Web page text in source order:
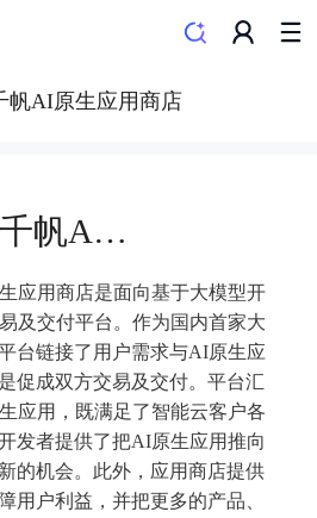
帆AI原生应用商店
百度智能云千帆AI原生应用商店
应用商店是面向基于大模型开
及交付平台。作为国内首家大
台链接了用户需求与AI原生应
促成双方交易及交付。平台汇
应用，既满足了智能云客户各
发者提供了把AI原生应用推向
的机会。此外，应用商店提供
用户利益，并把更多的产品、